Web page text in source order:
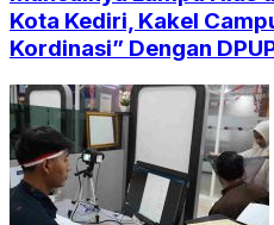
Kota Kediri, Kakel
Kordinasi” Dengan